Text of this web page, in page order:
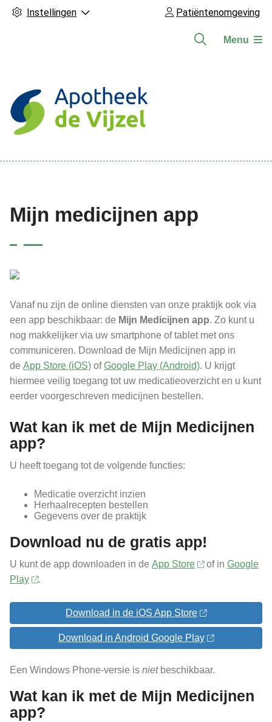
Instellingen Patiëntenomgeving
Menu
Mijn medicijnen app
Vanaf nu zijn de online diensten van onze praktijk ook via
een app beschikbaar: de Mijn Medicijnen app. Zo kunt u
nog makkelijker via uw smartphone of tablet met ons
communiceren. Download de Mijn Medicijnen app in
de App Store (iOS) ofGoogle Play (Android). U krijgt
hiermee veilig toegang tot uw medicatieoverzicht en u kunt
eerder voorgeschreven medicijnen bestellen.
Wat kan ik met de Mijn Medicijnen
app?
U heeft toegang tot de volgende functies:
Medicatie overzicht inzien
Herhaalrecepten bestellen
Gegevens over de praktijk
Download nu de gratis app!
U kunt de app downloaden in de App Store of in Google
Play
.
Download in de iOS App Store
Download in Android Google Play
Een Windows Phone-versie is nietbeschikbaar.
Wat kan ik met de Mijn Medicijnen
app?